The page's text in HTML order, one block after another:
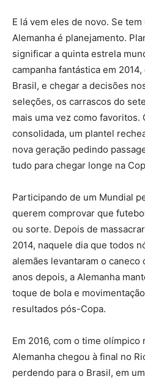
E lá vem eles de novo. Se
Alemanha é planejamento.
significar a quinta estrela
campanha fantástica em
Brasil, e chegar a decisões
seleções, os carrascos do
mais uma vez como favoritos.
consolidada, um plantel
nova geração pedindo
tudo para chegar longe na
Participando de um Mundial
querem comprovar que
ou sorte. Depois de
2014, naquele dia que todos
alemães levantaram o caneco
anos depois, a Alemanha
toque de bola e
resultados pós-Copa.
Em 2016, com o time
Alemanha chegou à final no
perdendo para o Brasil, em